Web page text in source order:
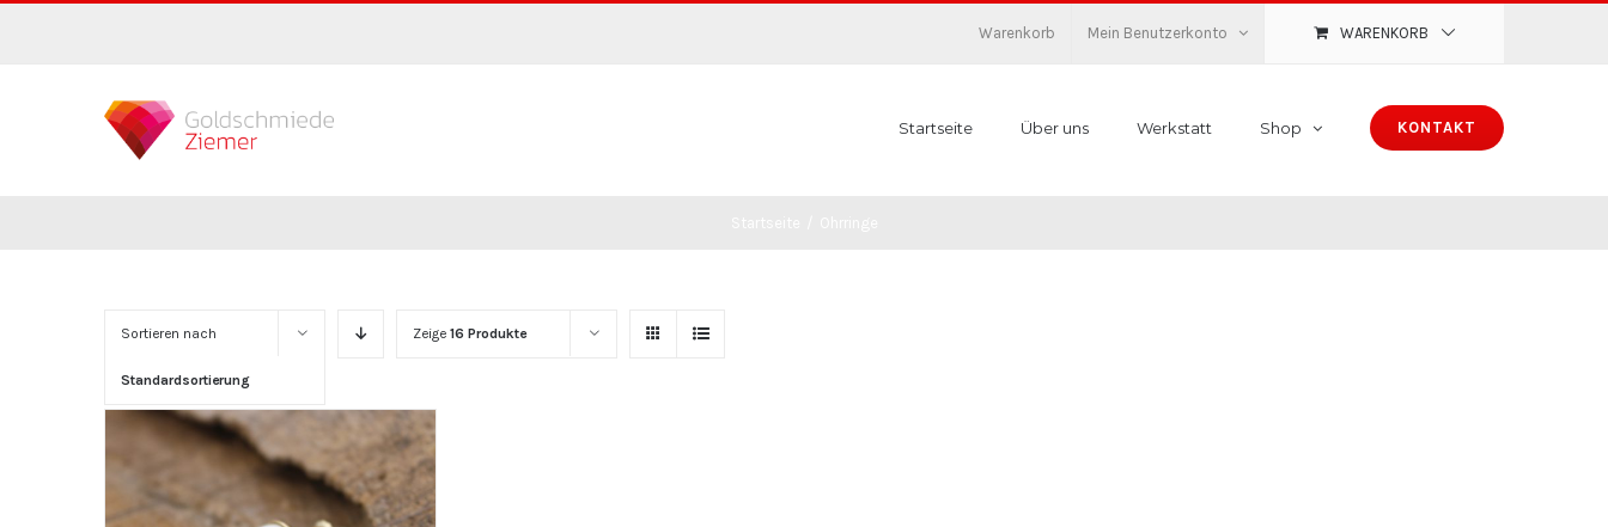
Warenkorb Mein Benutzerkonto WARENKORB
Startseite Über uns Werkstatt Shop KONTAKT
Sortieren nach
Standardsortierung
Zeige 16 Produkte